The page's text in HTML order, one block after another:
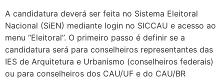
A candidatura deverá ser feita no Sistema Eleitoral
Nacional (SiEN) mediante login no SICCAU e acesso ao
menu “Eleitoral”. O primeiro passo é definir se a
candidatura será para conselheiros representantes das
IES de Arquitetura e Urbanismo (conselheiros federais)
ou para conselheiros dos CAU/UF e do CAU/BR